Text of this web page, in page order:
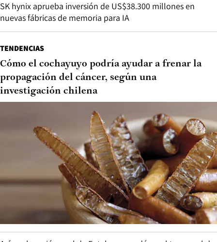
SK hynix aprueba inversión de US$38.300 millones en
nuevas fábricas de memoria para IA
TENDENCIAS
Cómo el cochayuyo podría ayudar a frenar la
propagación del cáncer, según una
investigación chilena